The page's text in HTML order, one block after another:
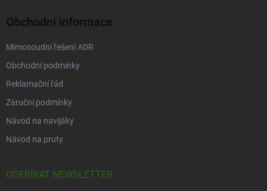
Obchodní informace
Mimosoudní řešení ADR
Obchodní podmínky
Reklamační řád
Záruční podmínky
Návod na navijáky
Návod na pruty
ODEBÍRAT NEWSLETTER